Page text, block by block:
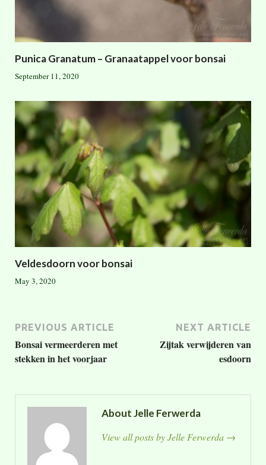
Punica Granatum – Granaatappel voor bonsai
September 11, 2020
Veldesdoorn voor bonsai
May 3, 2020
PREVIOUS ARTICLE
Bonsai vermeerderen met
stekken in het voorjaar
NEXT ARTICLE
Zijtak verwijderen van
esdoorn
About Jelle Ferwerda
View all posts by Jelle Ferwerda →